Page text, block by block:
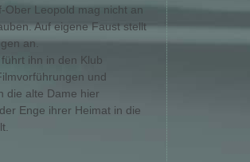
Ober Leopold mag nicht an
Auf eigene Faust stellt
an.
ihn in den Klub
und
die alte Dame hier
Enge ihrer Heimat in die